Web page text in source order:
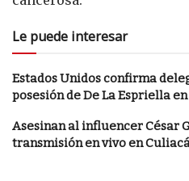
Le puede interesar
Estados Unidos confirma
posesión de De La Espriella
Asesinan al influencer César
transmisión en vivo en